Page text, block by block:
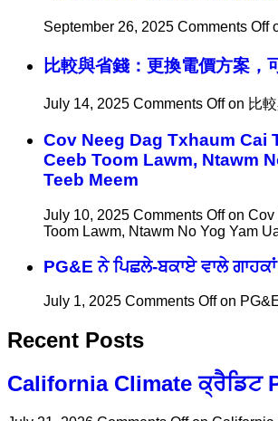
September 26, 2025 Comments Off
比較與省錢：更換電價方案
July 14, 2025 Comments Offon 比較
Cov Neeg Dag Txhaum Cai
Ceeb Toom Lawm, Ntawm
Teeb Meem
July 10, 2025 Comments Offon Cov
Toom Lawm, Ntawm No Yog Yam
PG&E ਨੇ ਪਿਛਲੇ-ਬਕਾਏ ਵਾਲੇ
July 1, 2025 Comments Offon
Recent Posts
California Climate ਕ੍ਰੈਡਿਟ